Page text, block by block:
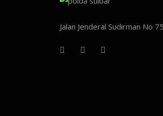
Jalan Jenderal Sudirman No